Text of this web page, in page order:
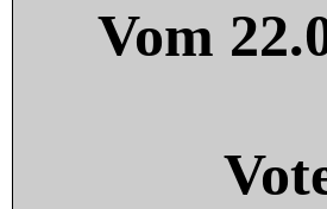
Vom